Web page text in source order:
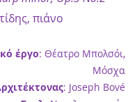
πιάνο
έργο: Θέατρο Μπολσόι,
Μόσχα
: Joseph Bové